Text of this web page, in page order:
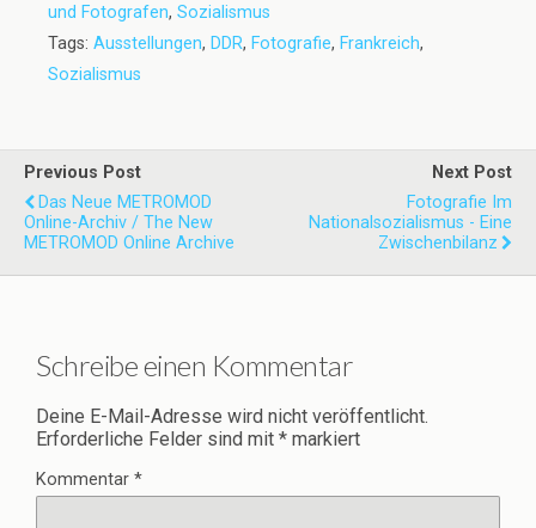
und Fotografen, Sozialismus
Tags: Ausstellungen, DDR, Fotografie, Frankreich,
Sozialismus
Previous Post
Das Neue METROMOD
Online-Archiv / The New
METROMOD Online Archive
Next Post
Fotografie Im
Nationalsozialismus - Eine
Zwischenbilanz
Schreibe einen Kommentar
Deine E-Mail-Adresse wird nicht veröffentlicht.
Erforderliche Felder sind mit * markiert
Kommentar *